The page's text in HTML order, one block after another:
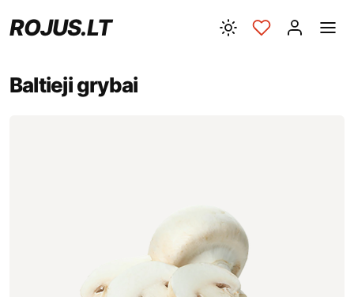
ROJUS.LT
Baltieji grybai